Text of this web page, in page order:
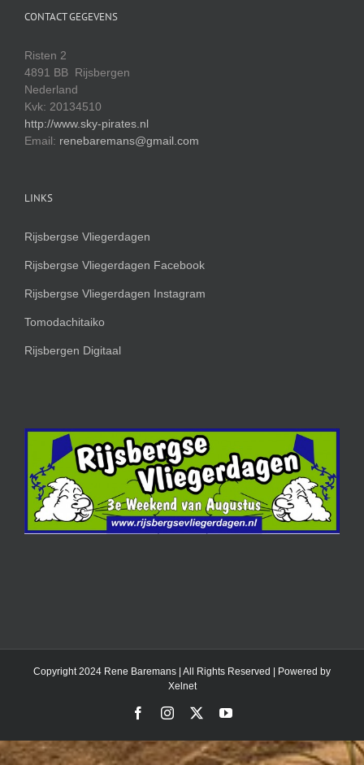
CONTACT GEGEVENS
Risten 2
4891 BB Rijsbergen
Nederland
Kvk: 20134510
http://www.sky-pirates.nl
Email: renebaremans@gmail.com
LINKS
Rijsbergse Vliegerdagen
Rijsbergse Vliegerdagen Facebook
Rijsbergse Vliegerdagen Instagram
Tomodachitaiko
Rijsbergen Digitaal
Copyright 2024 Rene Baremans | All Rights Reserved | Powered by
Xelnet
FacebookInstagram YouTube